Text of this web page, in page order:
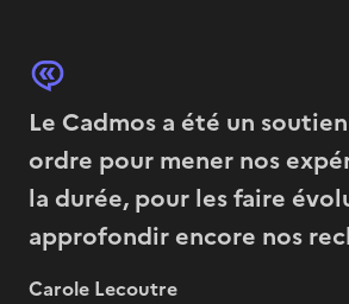
Le Cadmos a été un
ordre pour mener nos
la durée, pour les faire
approfondir encore nos
Carole Lecoutre